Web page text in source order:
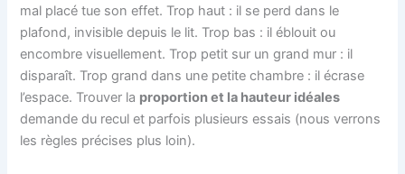
mal placé tue son effet. Trop haut : il se perd dans le
plafond, invisible depuis le lit. Trop bas : il éblouit ou
encombre visuellement. Trop petit sur un grand mur : il
disparaît. Trop grand dans une petite chambre : il écrase
l’espace. Trouver la proportion et la hauteur idéales
demande du recul et parfois plusieurs essais (nous verrons
les règles précises plus loin).